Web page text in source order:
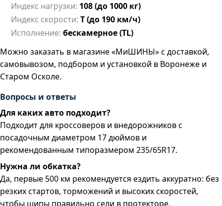
Индекс нагрузки: 108 (до 1000 кг)
Индекс скорости: T (до 190 км/ч)
Исполнение: бескамерное (TL)
Можно заказать в магазине «МиШИНЫ» с доставкой,
самовывозом, подбором и установкой в Воронеже и
Старом Осколе.
Вопросы и ответы
Для каких авто подходит?
Подходит для кроссоверов и внедорожников с
посадочным диаметром 17 дюймов и
рекомендованным типоразмером 235/65R17.
Нужна ли обкатка?
Да, первые 500 км рекомендуется ездить аккуратно: без
резких стартов, торможений и высоких скоростей,
чтобы шипы правильно сели в протекторе.